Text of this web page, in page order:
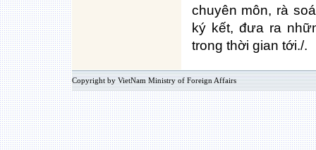
chuyên môn, rà
ký kết, đưa ra
trong thời gian tới./.
Copyright by VietNam Ministry of Foreign Affairs